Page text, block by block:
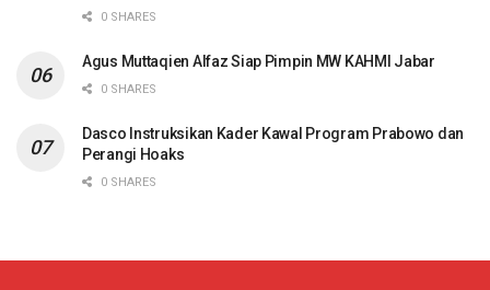
0 SHARES
Agus Muttaqien Alfaz Siap Pimpin MW KAHMI Jabar
0 SHARES
Dasco Instruksikan Kader Kawal Program Prabowo dan
Perangi Hoaks
0 SHARES